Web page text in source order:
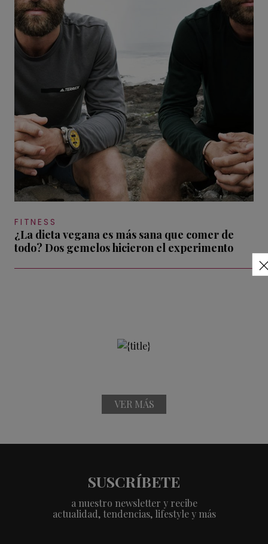
FITNESS
¿La dieta vegana es más sana que comer de
todo? Dos gemelos hicieron el experimento
VER MÁS
SUSCRÍBETE
a nuestro newsletter y recibe
actualidad, tendencias, lifestyle y más